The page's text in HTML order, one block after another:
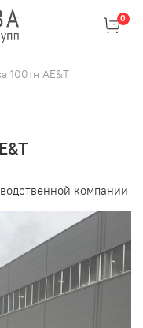
0
100тн AE&T
компании